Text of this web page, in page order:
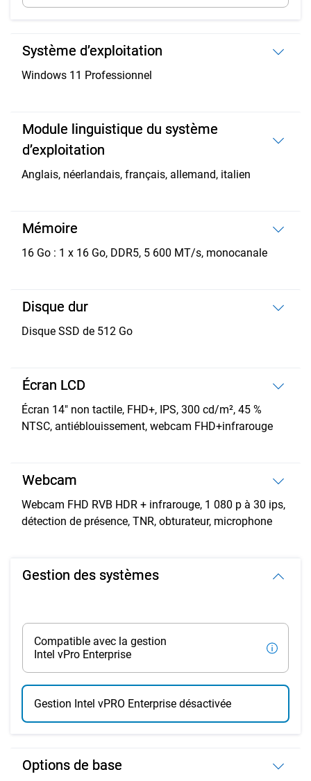
Système d’exploitation
Windows 11 Professionnel
Module linguistique du système
d’exploitation
Anglais, néerlandais, français, allemand, italien
Mémoire
16 Go : 1 x 16 Go, DDR5, 5 600 MT/s, monocanale
Disque dur
Disque SSD de 512 Go
Écran LCD
Écran 14" non tactile, FHD+, IPS, 300 cd/m², 45 %
NTSC, antiéblouissement, webcam FHD+infrarouge
Webcam
Webcam FHD RVB HDR + infrarouge, 1 080 p à 30 ips,
détection de présence, TNR, obturateur, microphone
Gestion des systèmes
Compatible avec la gestion
Intel vPro Enterprise
Gestion Intel vPRO Enterprise désactivée
Options de base